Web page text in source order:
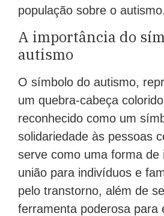
população sobre o autismo.
A importância do
autismo
O símbolo do autismo,
um quebra-cabeça
reconhecido como um
solidariedade às pessoas
serve como uma forma de
união para indivíduos e
pelo transtorno, além de
ferramenta poderosa para